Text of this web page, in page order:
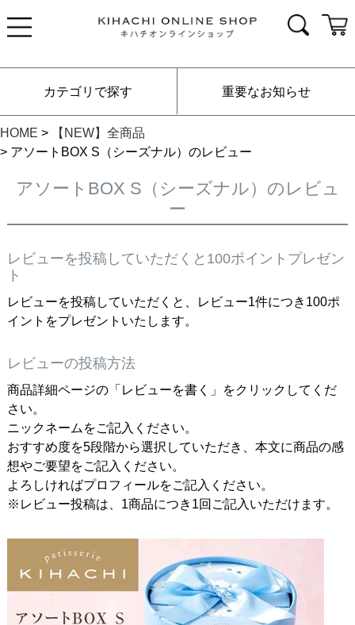
カテゴリで探す 重要なお知らせ
HOME
【NEW】全商品
アソートBOX S（シーズナル）のレビュー
アソートBOX S（シーズナル）のレビュ
ー
レビューを投稿していただくと100ポイントプレゼン
ト
レビューを投稿していただくと、レビュー1件につき100ポ
イントをプレゼントいたします。
レビューの投稿方法
商品詳細ページの「レビューを書く」をクリックしてくだ
さい。
ニックネームをご記入ください。
おすすめ度を5段階から選択していただき、本文に商品の感
想やご要望をご記入ください。
よろしければプロフィールをご記入ください。
※レビュー投稿は、1商品につき1回ご記入いただけます。